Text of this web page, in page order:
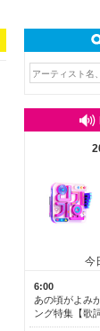
今
6:00
あの頃がよみ
ング特集【歌